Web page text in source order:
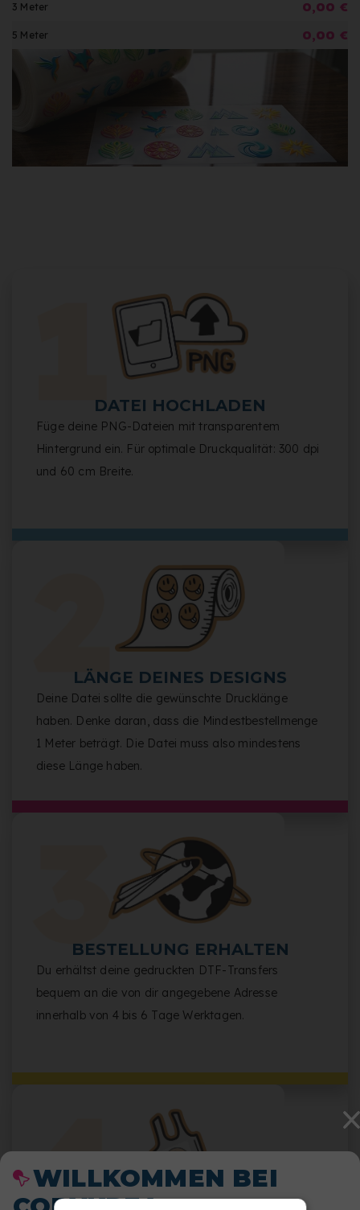
WILLKOMMEN BEI
3 Meter 0,00 €
5 Meter 0,00 €
DATEI HOCHLADEN
Füge deine PNG-Dateien mit transparentem
Hintergrund ein. Für optimale Druckqualität: 300 dpi
und 60 cm Breite.
LÄNGE DEINES DESIGNS
Deine Datei sollte die gewünschte Drucklänge
haben. Denke daran, dass die Mindestbestellmenge
1 Meter beträgt. Die Datei muss also mindestens
diese Länge haben.
BESTELLUNG ERHALTEN
Du erhältst deine gedruckten DTF-Transfers
bequem an die von dir angegebene Adresse
innerhalb von 4 bis 6 Tage Werktagen.